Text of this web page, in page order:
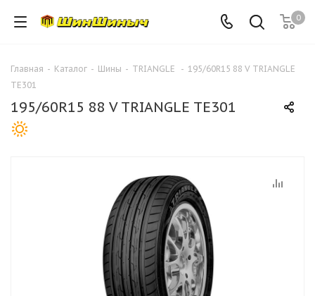
0
Главная - Каталог - Шины - TRIANGLE - 195/60R15 88 V TRIANGLE
TE301
195/60R15 88 V TRIANGLE TE301